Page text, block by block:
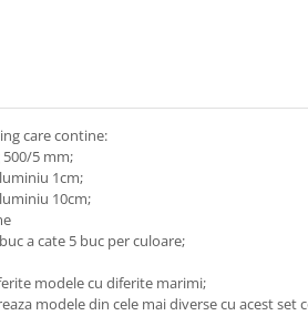
care contine:
5 mm;
1cm;
10cm;
a cate 5 buc per culoare;
modele cu diferite marimi;
modele din cele mai diverse cu acest